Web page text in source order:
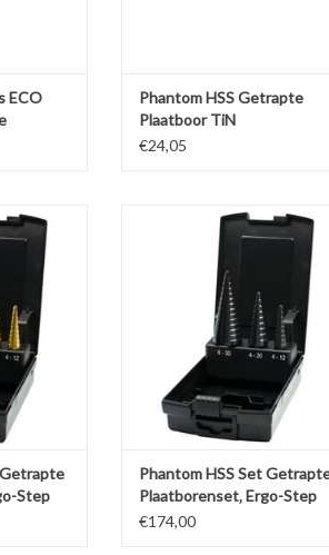
ECO
Phantom HSS Getrapte
Plaatboor TiN
€24,05
TiN
Step
Phantom HSS Set Getrapte
Plaatborenset‚ Ergo-Step TiAlN
TOEVOEGEN AAN
Phantom HSS Set
Plaatborenset‚ Ergo-Step
TiAlN
€174,00